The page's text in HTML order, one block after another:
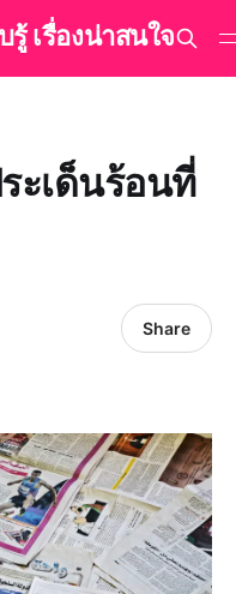
เรื่องน่าสนใจ
ะเด็นร้อนที่
Share